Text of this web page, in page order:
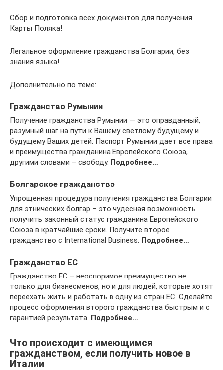
Сбор и подготовка всех документов для получения
Карты Поляка!
Легальное оформление гражданства Болгарии, без
знания языка!
Дополнительно по теме:
Гражданство Румынии
Получение гражданства Румынии — это оправданный,
разумный шаг на пути к Вашему светлому будущему и
будущему Ваших детей. Паспорт Румынии дает все права
и преимущества гражданина Европейского Союза,
другими словами – свободу. Подробнее…
Болгарское гражданство
Упрощенная процедура получения гражданства Болгарии
для этнических болгар – это чудесная возможность
получить законный статус гражданина Европейского
Союза в кратчайшие сроки. Получите второе
гражданство с International Business. Подробнее…
Гражданство ЕС
Гражданство ЕС – неоспоримое преимущество не
только для бизнесменов, но и для людей, которые хотят
переехать жить и работать в одну из стран ЕС. Сделайте
процесс оформления второго гражданства быстрым и с
гарантией результата. Подробнее…
Что происходит с имеющимся
гражданством, если получить новое в
Италии